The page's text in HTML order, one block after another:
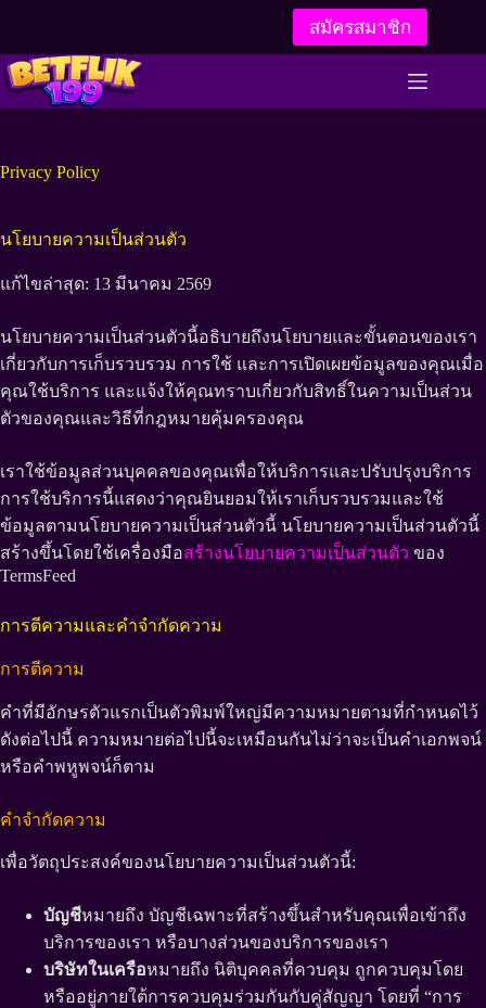
สมัครสมาชิก
Privacy Policy
นโยบายความเป็นส่วนตัว
แก้ไขล่าสุด: 13 มีนาคม 2569
นโยบายความเป็นส่วนตัวนี้อธิบายถึงนโยบายและขั้นตอนของเรา
เกี่ยวกับการเก็บรวบรวม การใช้ และการเปิดเผยข้อมูลของคุณเมื่อ
คุณใช้บริการ และแจ้งให้คุณทราบเกี่ยวกับสิทธิ์ในความเป็นส่วน
ตัวของคุณและวิธีที่กฎหมายคุ้มครองคุณ
เราใช้ข้อมูลส่วนบุคคลของคุณเพื่อให้บริการและปรับปรุงบริการ
การใช้บริการนี้แสดงว่าคุณยินยอมให้เราเก็บรวบรวมและใช้
ข้อมูลตามนโยบายความเป็นส่วนตัวนี้ นโยบายความเป็นส่วนตัวนี้
สร้างขึ้นโดยใช้เครื่องมือสร้างนโยบายความเป็นส่วนตัว ของ
TermsFeed
การตีความและคำจำกัดความ
การตีความ
คำที่มีอักษรตัวแรกเป็นตัวพิมพ์ใหญ่มีความหมายตามที่กำหนดไว้
ดังต่อไปนี้ ความหมายต่อไปนี้จะเหมือนกันไม่ว่าจะเป็นคำเอกพจน์
หรือคำพหูพจน์ก็ตาม
คำจำกัดความ
เพื่อวัตถุประสงค์ของนโยบายความเป็นส่วนตัวนี้:
บัญชีหมายถึง บัญชีเฉพาะที่สร้างขึ้นสำหรับคุณเพื่อเข้าถึง
บริการของเรา หรือบางส่วนของบริการของเรา
บริษัทในเครือหมายถึง นิติบุคคลที่ควบคุม ถูกควบคุมโดย
หรืออยู่ภายใต้การควบคุมร่วมกันกับคู่สัญญา โดยที่ “การ